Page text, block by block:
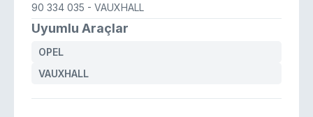
90 334 035 - VAUXHALL
Uyumlu Araçlar
OPEL
VAUXHALL